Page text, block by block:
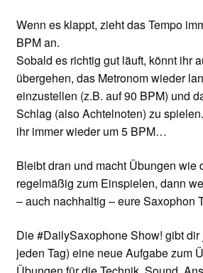
Wenn es klappt, zieht das Tempo
BPM an.
Sobald es richtig gut läuft, könnt ihr
übergehen, das Metronom wieder
einzustellen (z.B. auf 90 BPM) und
Schlag (also Achtelnoten) zu
ihr immer wieder um 5 BPM…
Bleibt dran und macht Übungen wie
regelmäßig zum Einspielen, dann
– auch nachhaltig – eure Saxophon
Die #DailySaxophone Show! gibt dir
jeden Tag) eine neue Aufgabe zum